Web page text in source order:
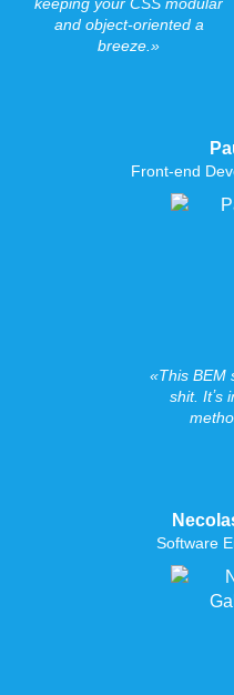
and object-oriented a
breeze.
Front-end
This BEM
shit. Itʼs
Software